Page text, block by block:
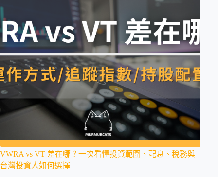
VWRA vs VT 差在哪？一次看懂投資範圍、配息、稅務與
台灣投資人如何選擇